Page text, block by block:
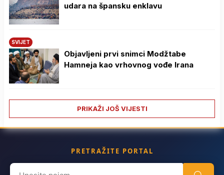
udara na špansku enklavu
SVIJET
Objavljeni prvi snimci Modžtabe
Hamneja kao vrhovnog vođe Irana
PRIKAŽI JOŠ VIJESTI
PRETRAŽITE PORTAL
Search